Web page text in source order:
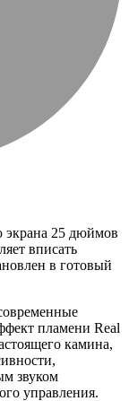
экрана 25 дюймов
вписать
в готовый
пламени Real
камина,
звуком
управления.